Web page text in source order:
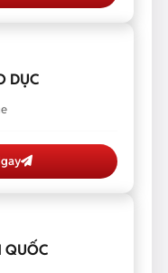
DỤC
QUỐC